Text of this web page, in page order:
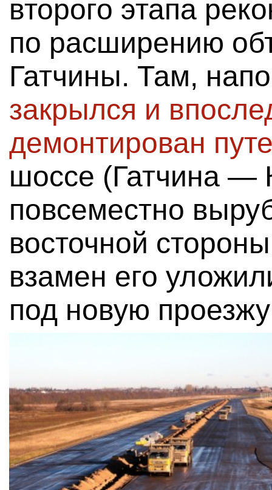
второго этапа
по расширению
Гатчины. Там,
закрылся и
демонтирован
шоссе (Гатчина —
повсеместно
восточной
взамен его
под новую